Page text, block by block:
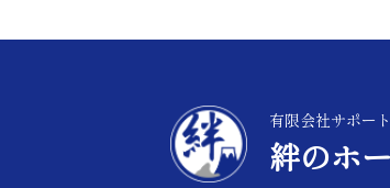
有限会社サポー
絆のホ